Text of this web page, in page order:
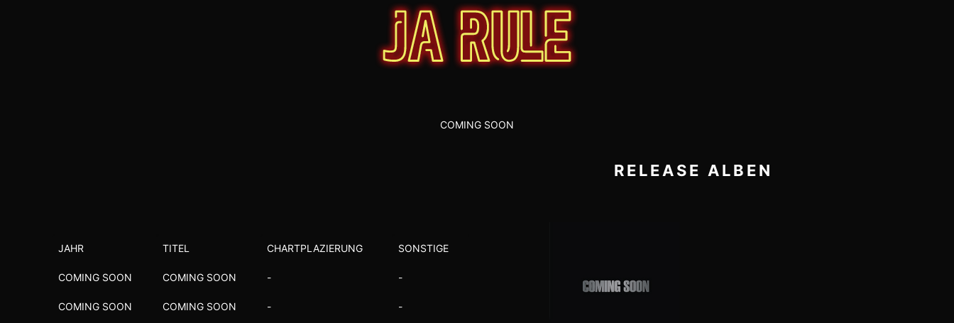
COMING SOON
JAHR TITEL CHARTPLAZIERUNG SONSTIGE
COMING SOON COMING SOON - -
COMING SOON COMING SOON - -
RELEASE ALBEN